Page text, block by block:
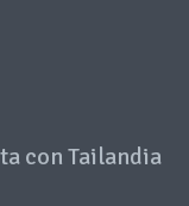
con Tailandia